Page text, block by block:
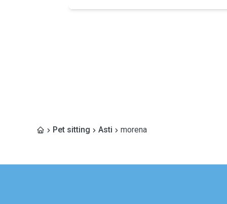
Pet sitting Asti morena